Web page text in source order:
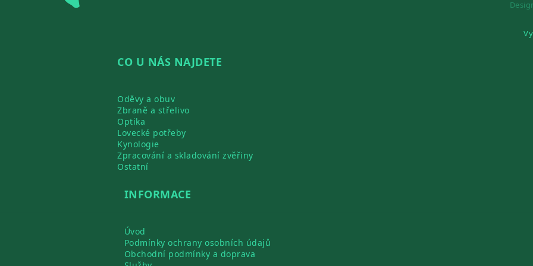
CO U NÁS NAJDETE
Oděvy a obuv
Zbraně a střelivo
Optika
Lovecké potřeby
Kynologie
Zpracování a skladování zvěřiny
Ostatní
INFORMACE
Úvod
Podmínky ochrany osobních údajů
Obchodní podmínky a doprava